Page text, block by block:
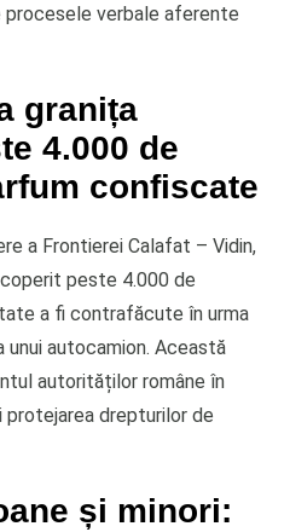
procesele verbale aferente
granița
4.000 de
confiscate
a Frontierei Calafat – Vidin,
peste 4.000 de
a fi contrafăcute în urma
unui autocamion. Această
autorităților române în
drepturilor de
și minori: